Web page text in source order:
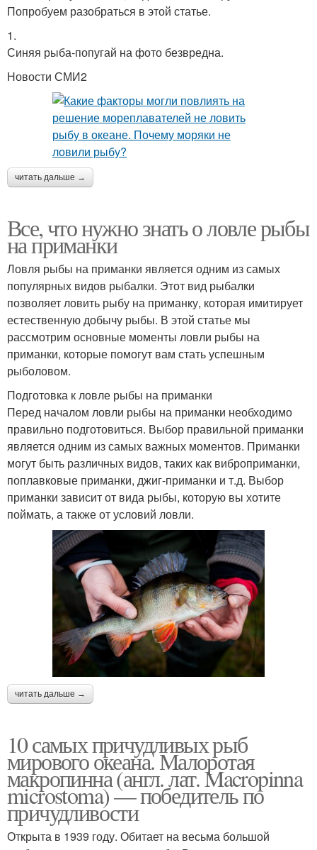
Попробуем разобраться в этой статье.
1.
Синяя рыба-попугай на фото безвредна.
Новости СМИ2
читать дальше →
Все, что нужно знать о ловле рыбы
на приманки
Ловля рыбы на приманки является одним из самых
популярных видов рыбалки. Этот вид рыбалки
позволяет ловить рыбу на приманку, которая имитирует
естественную добычу рыбы. В этой статье мы
рассмотрим основные моменты ловли рыбы на
приманки, которые помогут вам стать успешным
рыболовом.
Подготовка к ловле рыбы на приманки
Перед началом ловли рыбы на приманки необходимо
правильно подготовиться. Выбор правильной приманки
является одним из самых важных моментов. Приманки
могут быть различных видов, таких как виброприманки,
поплавковые приманки, джиг-приманки и т.д. Выбор
приманки зависит от вида рыбы, которую вы хотите
поймать, а также от условий ловли.
читать дальше →
10 самых причудливых рыб
мирового океана. Малоротая
макропинна (англ. лат. Macropinna
microstoma) — победитель по
причудливости
Открыта в 1939 году. Обитает на весьма большой